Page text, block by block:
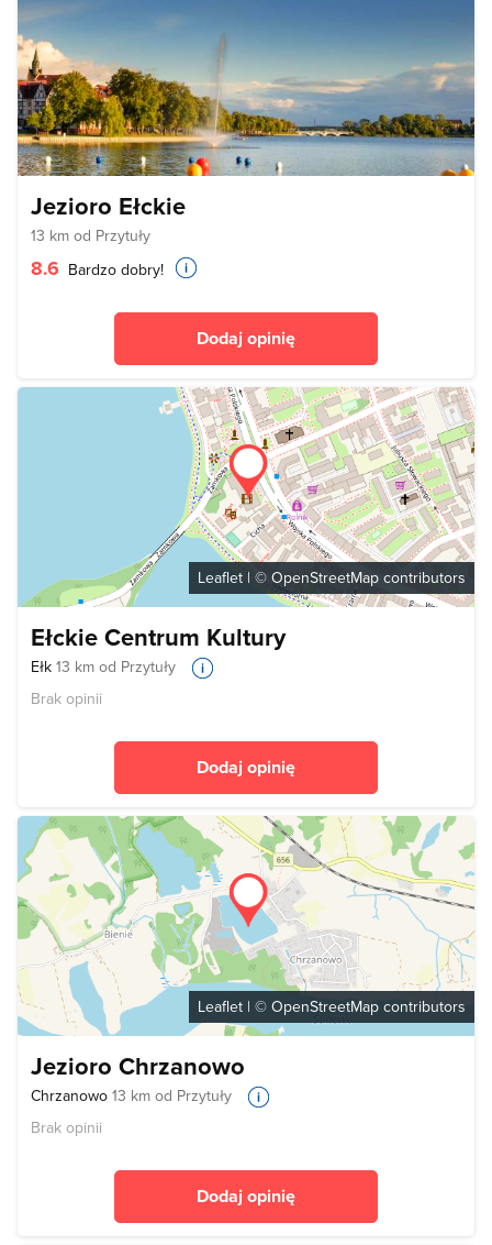
Jezioro Ełckie
13 km od Przytuły
8.6 Bardzo dobry!
Dodaj opinię
Leaflet| © OpenStreetMap contributors
Ełckie Centrum Kultury
Ełk 13 km od Przytuły
Brak opinii
Dodaj opinię
Leaflet | © OpenStreetMap contributors
Jezioro Chrzanowo
Chrzanowo 13 km od Przytuły
Brak opinii
Dodaj opinię